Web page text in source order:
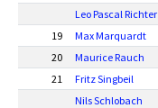
Leo Pascal Richter
19
Max Marquardt
20
Maurice Rauch
21
Fritz Singbeil
Nils Schlobach